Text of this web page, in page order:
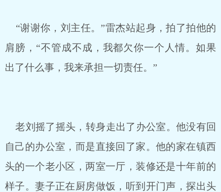
“谢谢你，刘主任。”雷杰站起身，拍了拍他的
肩膀，“不管成不成，我都欠你一个人情。如果
出了什么事，我来承担一切责任。”
老刘摇了摇头，转身走出了办公室。他没有回
自己的办公室，而是直接回了家。他的家在镇西
头的一个老小区，两室一厅，装修还是十年前的
样子。妻子正在厨房做饭，听到开门声，探出头